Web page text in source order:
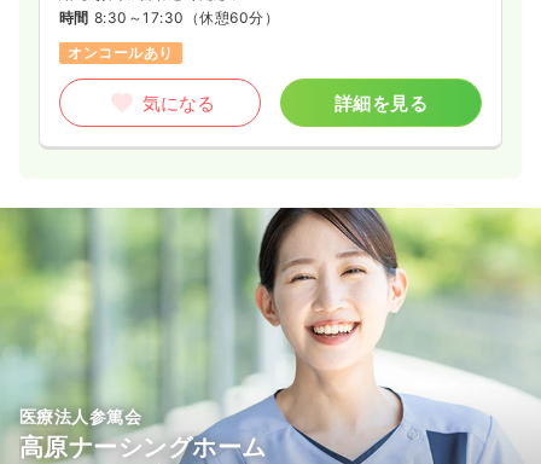
時間 8:30～17:30 （休憩60分）
オンコールあり
気になる 詳細を見る
医療法人参篤会
高原ナーシングホーム